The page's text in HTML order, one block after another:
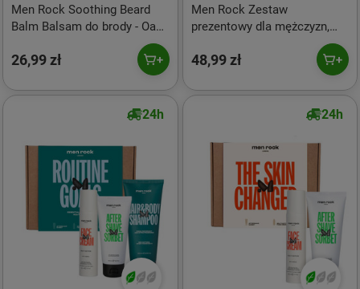
Men Rock Soothing Beard
Balm Balsam do brody - Oak
26,99 zł
Men Rock Zestaw
prezentowy dla mężczyzn,
100ml+szampon 200ml
48,99 zł
24h 24h